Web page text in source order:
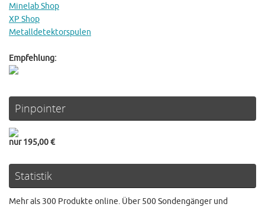
Minelab Shop
XP Shop
Metalldetektorspulen
Empfehlung:
Pinpointer
nur 195,00 €
Statistik
Mehr als 300 Produkte online. Über 500 Sondengänger und